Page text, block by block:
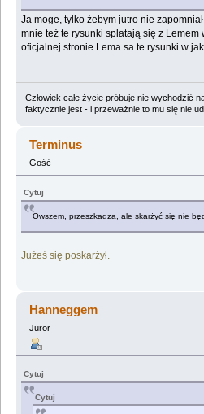
Ja moge, tylko żebym jutro nie
mnie też te rysunki splatają się z Lemem
oficjalnej stronie Lema sa te rysunki w
Człowiek całe życie próbuje nie wychodzić
faktycznie jest - i przeważnie to mu się nie
Terminus
Gość
Cytuj
Owszem, przeszkadza, ale skarżyć się nie
Jużeś się poskarżył.
Hanneggem
Juror
Cytuj
Cytuj